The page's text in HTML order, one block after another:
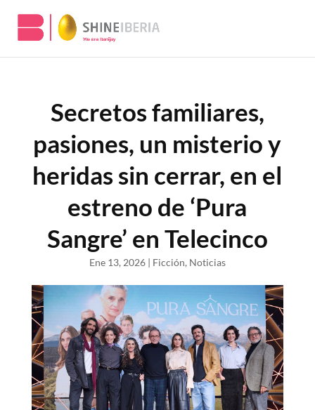
Secretos familiares,
pasiones, un misterio y
heridas sin cerrar, en el
estreno de ‘Pura
Sangre’ en Telecinco
Ene 13, 2026| Ficción, Noticias